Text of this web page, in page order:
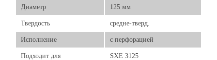
Диаметр 125 мм
Твердость средне-тверд.
Исполнение с перфорацией
Подходит для SXE 3125